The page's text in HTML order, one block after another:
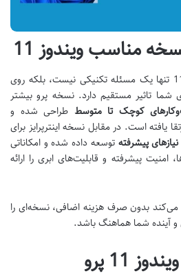
مناسب ویندوز 11
انتخاب نسخه مناسب ویندوز 11 تنها یک مسئله تکنیکی نیست، بلکه روی
شما تاثیر مستقیم دارد. نسخه پرو بیشتر
کوچک تا متوسط طراحی شده و
یافته است. در مقابل نسخه اینترپرایز برای
پیشرفته توسعه داده شده و امکاناتی
پیشرفته و قابلیت‌های ابری را ارائه
بدون صرف هزینه اضافی، نسخه‌ای را
و آینده شما هماهنگ باشد.
11 پرو